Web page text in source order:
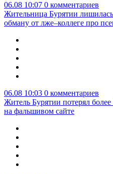
06.08 10:07 0 комментариев
Жительница Бурятии
обману от лже–коллеге про
06.08 10:03 0 комментариев
Житель Бурятии потерял более
на фальшивом сайте